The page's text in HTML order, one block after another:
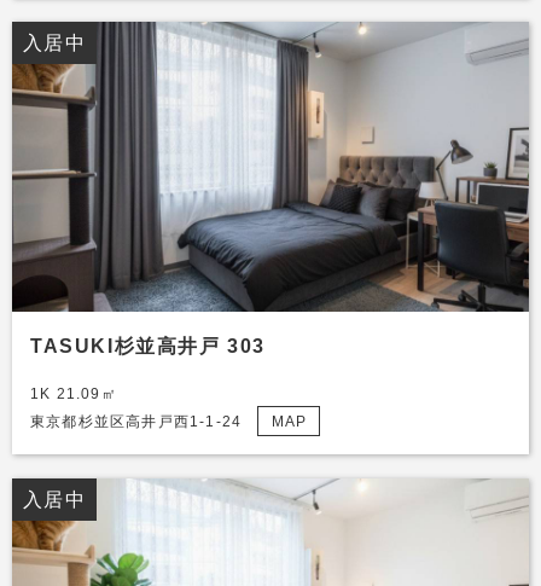
入居中
TASUKI杉並高井戸 303
1K 21.09㎡
東京都杉並区高井戸西1-1-24
MAP
入居中